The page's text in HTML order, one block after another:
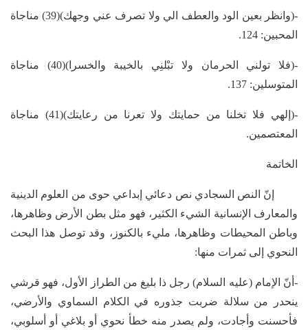
-(وانظر بعين الود والعطف الي ولا تصرف عني وجهك)(39) مناجاة
المحبين: 124.
-(فلا تولني الحرمان ولا تبْلنِي بالخيبة والخسرا)(40) مناجاة
المتوسلين: 137.
-(إلهي فلا تخلنا من حمايتك ولا تعرنا من رعايتك)(41) مناجاة
المعتصمين.
الخاتمة
إنّ النص السجادي نص دعائي إبداعي حوى من العلوم الدينية
والمعارف الإنسانية الشيء الكثير، فهو مثل بطن الأرض وظاهرها،
وباطن المحيطات وظاهرها، مليء بالكنوز، وقد توصل هذا البحث
النحوي إلى ثمرات منها:
-أنّ الإمام (عليه السلام) رجل ذا بليغ من الطراز الأول، فهو قرشي
ينحدر من سلالة ضربت جذوره في الكلام السماوي والأرضي،
فأحسنت وأجادت، ولم يصدر منه خطأ نحوي أو بلاغي أو أسلوبي،